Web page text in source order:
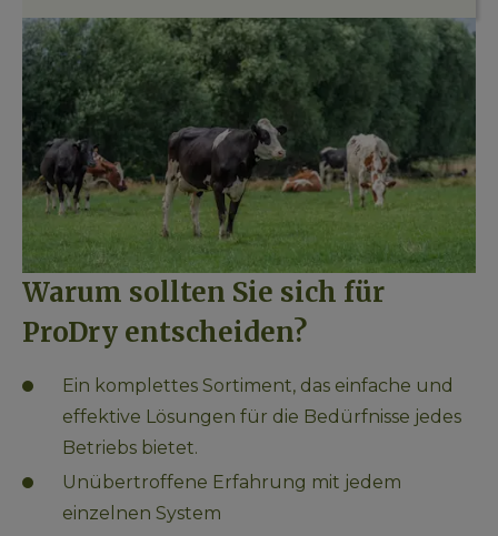
Warum sollten Sie sich für
ProDry entscheiden?
Ein komplettes Sortiment, das einfache und
effektive Lösungen für die Bedürfnisse jedes
Betriebs bietet.
Unübertroffene Erfahrung mit jedem
einzelnen System